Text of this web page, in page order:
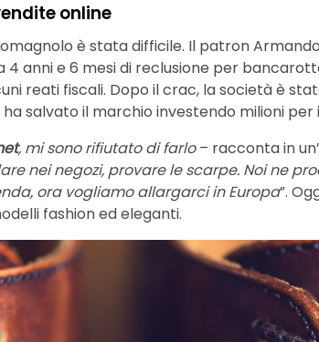
online
è stata difficile. Il patron
4 anni e 6 mesi di reclusione per
reati fiscali. Dopo il crac, la società è
ha salvato il marchio investendo milioni per
, mi sono rifiutato di farlo– racconta in
nei negozi, provare le scarpe. Noi ne
ora vogliamo allargarci in Europa”.
fashion ed eleganti.